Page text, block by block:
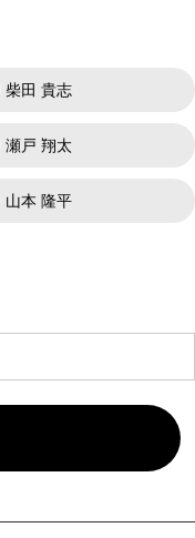
柴田 貴志
瀬戸 翔太
山本 隆平